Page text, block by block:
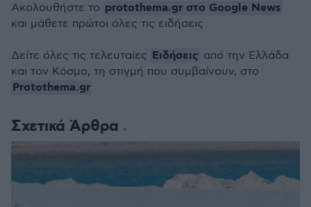
Σχετικά Άρθρα
Ακολουθήστε το protothema.gr στο Google News
και μάθετε πρώτοι όλες τις ειδήσεις
Δείτε όλες τις τελευταίες Ειδήσεις από την Ελλάδα
και τον Κόσμο, τη στιγμή που συμβαίνουν, στο
Protothema.gr